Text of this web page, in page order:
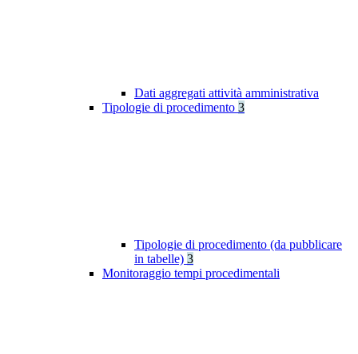
Dati aggregati attività amministrativa
Tipologie di procedimento 3
Tipologie di procedimento (da pubblicare
in tabelle) 3
Monitoraggio tempi procedimentali